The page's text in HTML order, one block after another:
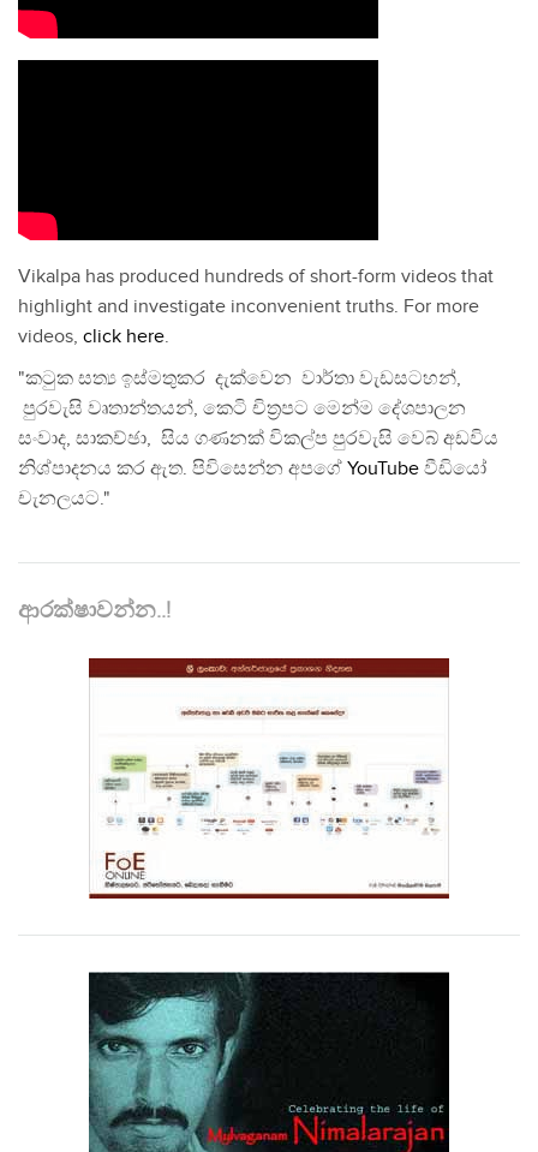
Vikalpa has produced hundreds of short-form videos that
highlight and investigate inconvenient truths. For more
videos, click here.
"කටුක සත්‍ය ඉස්මතුකර දැක්වෙන වාර්තා වැඩසටහන්,
පුරවැසි වෘතාන්තයන්, කෙටි චිත්‍රපට මෙන්ම දේශපාලන
සංවාද, සාකච්ඡා, සිය ගණනක් විකල්ප පුරවැසි වෙබ් අඩවිය
නිශ්පාදනය කර ඇත. පිවිසෙන්න අපගේ YouTube වීඩියෝ
චැනලයට."
ආරක්ෂාවන්න..!